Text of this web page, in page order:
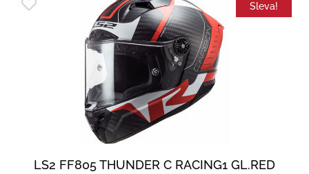
Sleva!
LS2 FF805 THUNDER C RACING1 GL.RED